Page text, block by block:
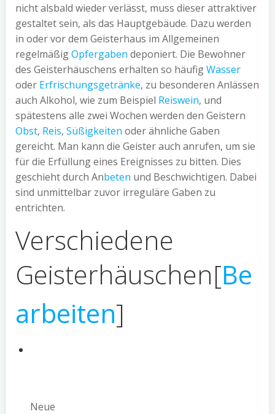
nicht alsbald wieder verlässt, muss dieser attraktiver
gestaltet sein, als das Hauptgebäude. Dazu werden
in oder vor dem Geisterhaus im Allgemeinen
regelmäßigOpfergaben deponiert. Die Bewohner
des Geisterhäuschens erhalten so häufigWasser
oder Erfrischungsgetränke, zu besonderen Anlässen
auch Alkohol, wie zum Beispiel Reiswein, und
spätestens alle zwei Wochen werden den Geistern
Obst, Reis, Süßigkeiten oder ähnliche Gaben
gereicht. Man kann die Geister auch anrufen, um sie
für die Erfüllung eines Ereignisses zu bitten. Dies
geschieht durch Anbeten und Beschwichtigen. Dabei
sind unmittelbar zuvor irreguläre Gaben zu
entrichten.
Verschiedene
Geisterhäuschen[Be
arbeiten]
Neue